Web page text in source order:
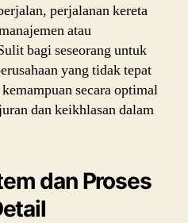
perjalanan kereta
atau
bagi seseorang untuk
yang tidak tepat
secara optimal
dan keikhlasan dalam
dan Proses